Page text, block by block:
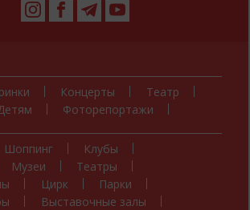
Концерты
Театр
Фоторепортажи
Шоппинг
Клубы
Музеи
Театры
Цирк
Парки
Выставочные залы